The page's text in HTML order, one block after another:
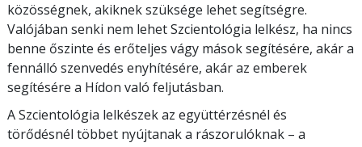
közösségnek, akiknek szüksége lehet segítségre.
Valójában senki nem lehet Szcientológia lelkész, ha nincs
benne őszinte és erőteljes vágy mások segítésére, akár a
fennálló szenvedés enyhítésére, akár az emberek
segítésére a Hídon való feljutásban.
A Szcientológia lelkészek az együttérzésnél és
törődésnél többet nyújtanak a rászorulóknak – a